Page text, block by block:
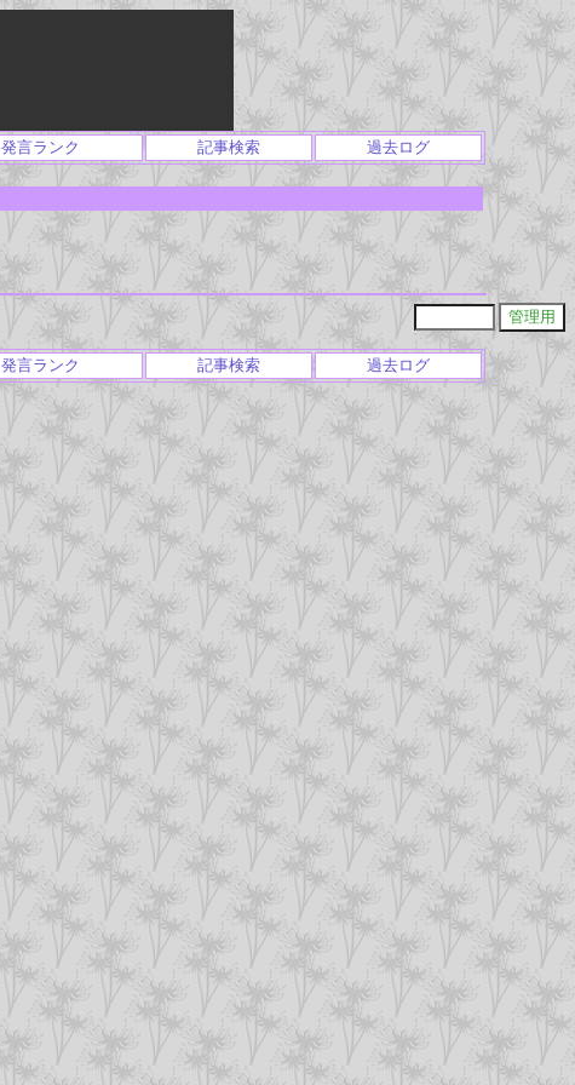
発言ランク 記事検索 過去ログ
発言ランク 記事検索 過去ログ